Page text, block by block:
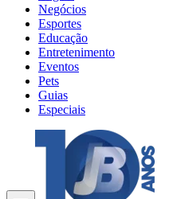
Negócios
Esportes
Educação
Entretenimento
Eventos
Pets
Guias
Especiais
Explore Tudo
Últimas Notícias
Previsão do Tempo
Trânsito e Rotas